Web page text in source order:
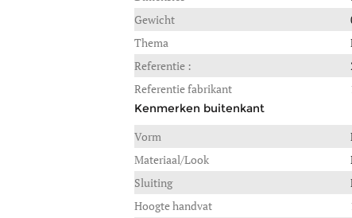
Gewicht
Thema
Referentie :
Referentie fabrikant
Kenmerken buitenkant
Vorm
Materiaal/Look
Sluiting
Hoogte handvat